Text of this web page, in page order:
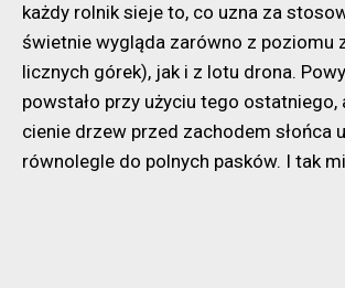
każdy rolnik sieje to, co uzna za
świetnie wygląda zarówno z poziomu
licznych górek), jak i z lotu drona.
powstało przy użyciu tego ostatniego,
cienie drzew przed zachodem słońca
równolegle do polnych pasków. I tak